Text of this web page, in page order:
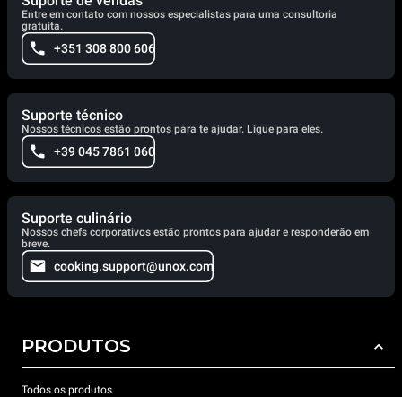
Entre em contato com nossos especialistas para uma consultoria
gratuita.
+351 308 800 606
Suporte técnico
Nossos técnicos estão prontos para te ajudar. Ligue para eles.
+39 045 7861 060
Suporte culinário
Nossos chefs corporativos estão prontos para ajudar e responderão em
breve.
cooking.support@unox.com
PRODUTOS
Todos os produtos